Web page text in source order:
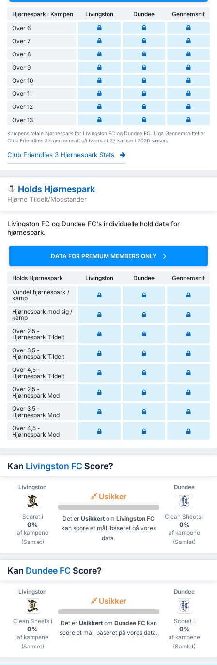
Hjørnespark i Kampen Livingston Dundee
Gennemsnit
Over 6
Over 7
Over 8
Over 9
Over 10
Over 11
Over 12
Over 13
Kampens totale hjørnespark for Livingston FC og Dundee FC. Liga Gennemsnittet er
Club Friendlies 3's gennemsnit på tværs af 27 kampe i 2026 sæson.
Club Friendlies 3 Hjørnespark Stats
Holds Hjørnespark
Hjørne Tildelt/Modstander
Livingston FC og Dundee FC's individuelle hold data for
hjørnespark.
DATA FOR PREMIUM MEMBERS ONLY
Holds Hjørnespark Livingston Dundee
Gennemsnit
Vundet hjørnespark /
kamp
Hjørnespark mod sig /
kamp
Over 2,5 -
Hjørnespark Tildelt
Over 3,5 -
Hjørnespark Tildelt
Over 4,5 -
Hjørnespark Tildelt
Over 2,5 -
Hjørnespark Mod
Over 3,5 -
Hjørnespark Mod
Over 4,5 -
Hjørnespark Mod
Kan Livingston FC Score?
Livingston Dundee
Scoret i
0%
af kampene
(Samlet)
Usikker
Det er Usikkert om Livingston FC
kan score et mål, baseret på vores
data.
Clean Sheets i
0%
af kampene
(Samlet)
Kan Dundee FC Score?
Livingston Dundee
Clean Sheets i
0%
af kampene
(Samlet)
Usikker
Det er Usikkertom Dundee FCkan
score et mål, baseret på vores data.
Scoret i
0%
af kampene
(Samlet)